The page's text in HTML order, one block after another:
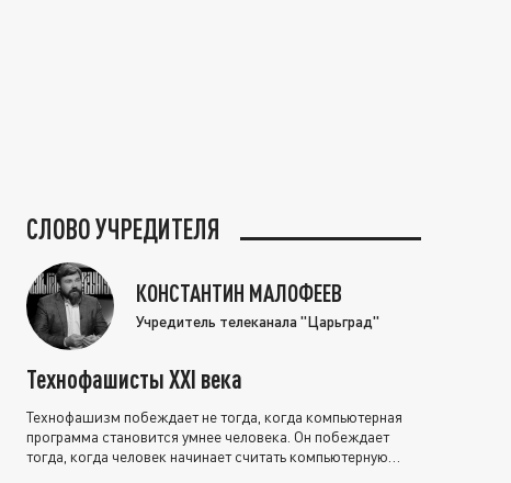
СЛОВО УЧРЕДИТЕЛЯ
КОНСТАНТИН МАЛОФЕЕВ
Учредитель телеканала "Царьград"
Технофашисты XXI века
Технофашизм побеждает не тогда, когда компьютерная
программа становится умнее человека. Он побеждает
тогда, когда человек начинает считать компьютерную